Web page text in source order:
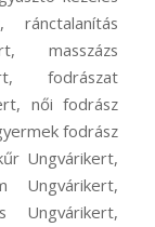
ránctalanítás
masszázs
fodrászat
női fodrász
fodrász
Ungvárikert,
Ungvárikert,
Ungvárikert,